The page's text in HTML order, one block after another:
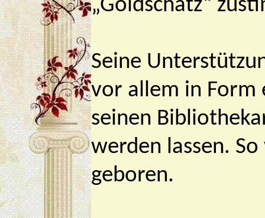
„Goldschatz“
Seine
vor allem in Form
seinen
werden lassen.
geboren.